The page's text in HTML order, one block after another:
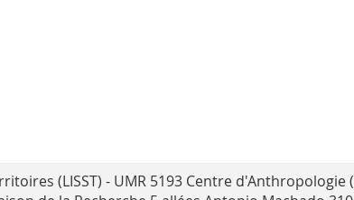
(LISST) - UMR 5193 Centre d'Anthropologie